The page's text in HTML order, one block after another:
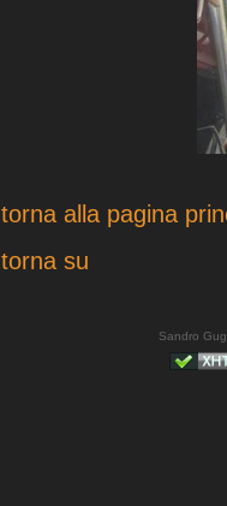
torna alla pagina
torna su
Sandro